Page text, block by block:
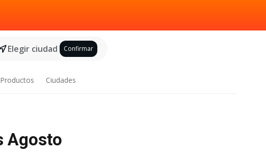
Elegir ciudad Confirmar
Productos Ciudades
Agosto